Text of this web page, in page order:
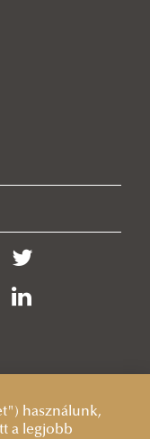
használunk,
a legjobb